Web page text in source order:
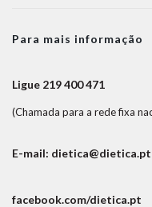
Para mais informação
Ligue 219 400 471
(Chamada para a rede fixa
E-mail: dietica@dietica.pt
facebook.com/dietica.pt